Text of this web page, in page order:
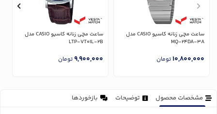
ساعت مچی زنانه کاسیو CASIO مدل
MQ-24DA-3A
10,800,000تومان
ساعت مچی زنانه کاسیو CASIO مدل
LTP-VT01L-2B
9,900,000تومان
مشخصات محصول توضیحات بازخوردها